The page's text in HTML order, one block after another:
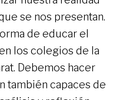
se nos presentan.
de educar el
los colegios de la
Debemos hacer
también capaces de